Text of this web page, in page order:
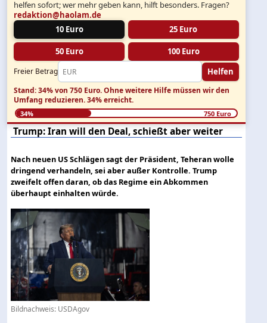
helfen sofort; wer mehr geben kann, hilft besonders. Fragen?
redaktion@haolam.de
10 Euro
25 Euro
50 Euro 100 Euro
Freier Betrag Helfen
Stand: 34% von 750 Euro.Ohne weitere Hilfe müssen wir den
Umfang reduzieren.34% erreicht.
34% 750 Euro
Trump: Iran will den Deal, schießt aber weiter
Nach neuen US Schlägen sagt der Präsident, Teheran wolle
dringend verhandeln, sei aber außer Kontrolle. Trump
zweifelt offen daran, ob das Regime ein Abkommen
überhaupt einhalten würde.
Bildnachweis: USDAgov